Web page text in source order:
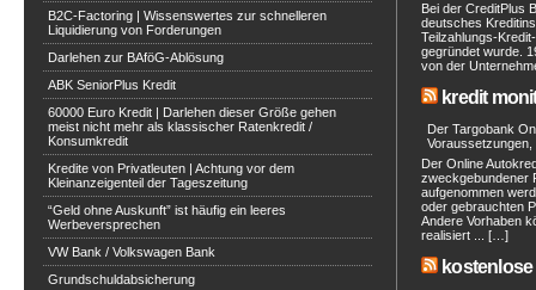
B2C-Factoring | Wissenswertes zur schnelleren
Liquidierung von Forderungen
Darlehen zur BAföG-Ablösung
ABK SeniorPlus Kredit
60000 Euro Kredit | Darlehen dieser Größe gehen
meist nicht mehr als klassischer Ratenkredit /
Konsumkredit
Kredite von Privatleuten | Achtung vor dem
Kleinanzeigenteil der Tageszeitung
“Geld ohne Auskunft” ist häufig ein leeres
Werbeversprechen
VW Bank / Volkswagen Bank
Grundschuldabsicherung
Bei der CreditPlus
deutsches
Teilzahlungs-
gegründet wurde.
von der
kredit
Der Targobank
Voraussetzungen,
Der Online
zweckgebundener
aufgenommen
oder gebrauchten
Andere Vorhaben
realisiert ... […]